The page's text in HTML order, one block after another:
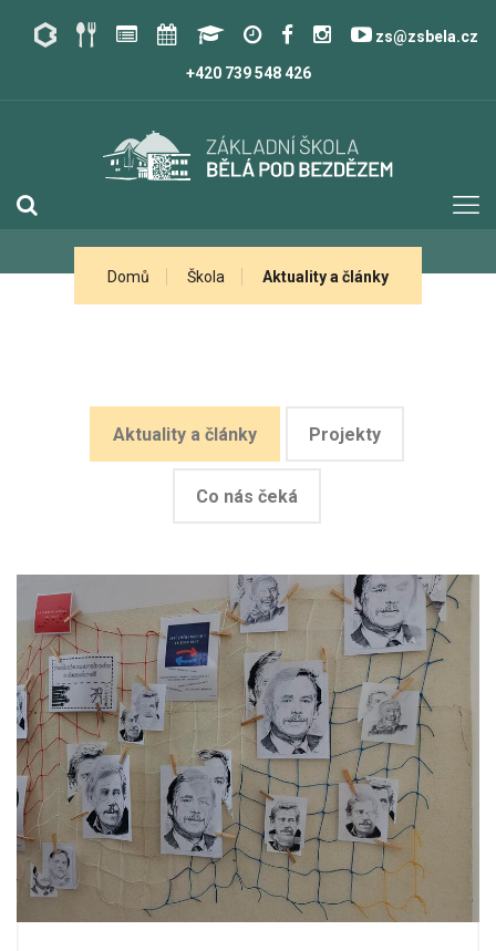
zs@zsbela.cz
+420 739 548 426
Domů Škola Aktuality a články
Aktuality a články Projekty
Co nás čeká